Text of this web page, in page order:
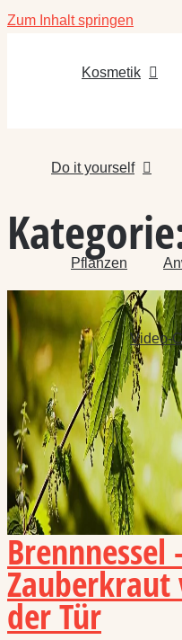
Zum Inhalt springen
Kosmetik
Do it yourself
Pflanzen
Video-
Brennnessel
Zauberkraut
der Tür